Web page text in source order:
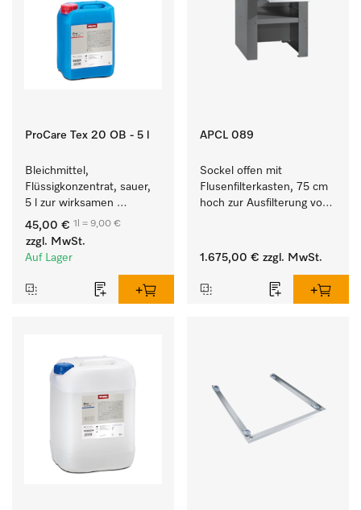
ProCare Tex 20 OB - 5 l
Bleichmittel,
Flüssigkonzentrat, sauer,
5 l zur wirksamen
Entfernung von
hartnäckigen Flecken.
45,00 € 1l = 9,00 €
zzgl. MwSt.
Auf Lager
APCL 089
Sockel offen mit
Flusenfilterkasten, 75 cm
hoch zur Ausfilterung von
1.675,00 € zzgl. MwSt.